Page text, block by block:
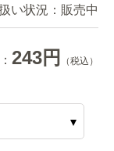
い状況： 販売中
243円 （税込）